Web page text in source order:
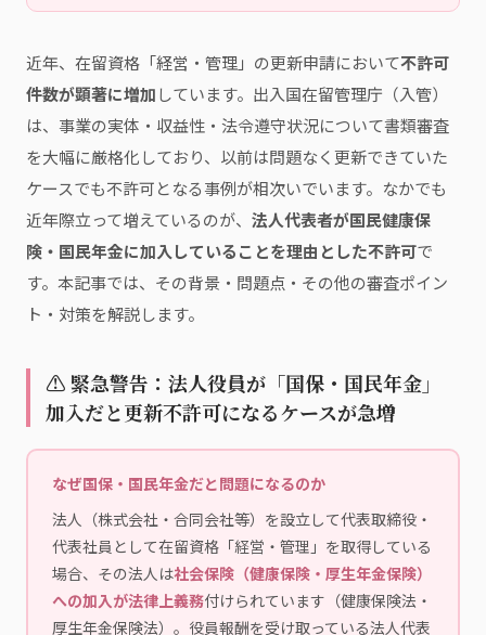
近年、在留資格「経営・管理」の更新申請において不許可
件数が顕著に増加しています。出入国在留管理庁（入管）
は、事業の実体・収益性・法令遵守状況について書類審査
を大幅に厳格化しており、以前は問題なく更新できていた
ケースでも不許可となる事例が相次いでいます。なかでも
近年際立って増えているのが、 法人代表者が国民健康保
険・国民年金に加入していることを理由とした不許可で
す。本記事では、その背景・問題点・その他の審査ポイン
ト・対策を解説します。
⚠ 緊急警告：法人役員が「国保・国民年金」
加入だと更新不許可になるケースが急増
なぜ国保・国民年金だと問題になるのか
法人（株式会社・合同会社等）を設立して代表取締役・
代表社員として在留資格「経営・管理」を取得している
場合、その法人は社会保険（健康保険・厚生年金保険）
への加入が法律上義務付けられています（健康保険法・
厚生年金保険法）。役員報酬を受け取っている法人代表